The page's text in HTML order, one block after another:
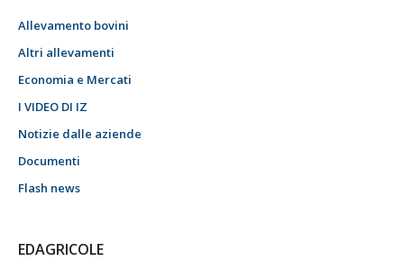
Allevamento bovini
Altri allevamenti
Economia e Mercati
I VIDEO DI IZ
Notizie dalle aziende
Documenti
Flash news
EDAGRICOLE